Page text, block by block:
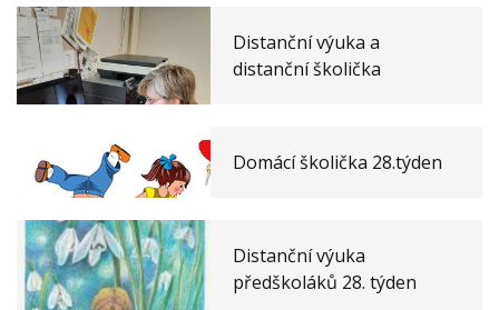
Distanční výuka a
distanční školička
Domácí školička 28.týden
Distanční výuka
předškoláků 28. týden